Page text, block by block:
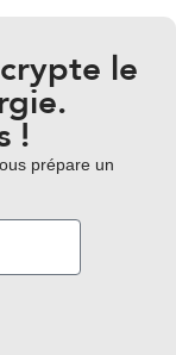
le
!
prépare un